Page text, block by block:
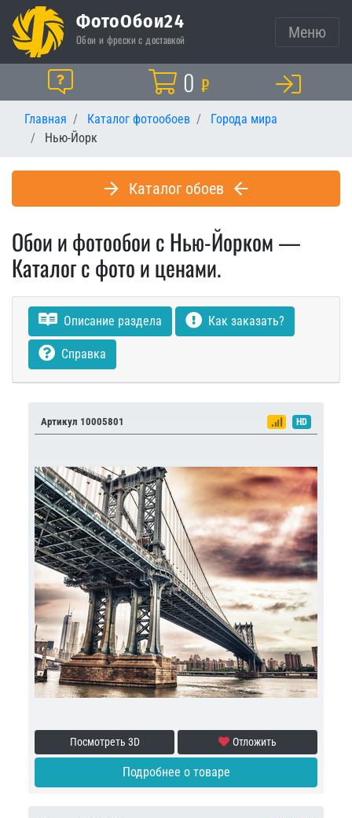
ФотоОбои24
Обои и фрески с доставкой Меню
Помощь Корзина
0 ₽
Главная Каталог фотообоев
Города мира
Нью-Йорк
Каталог обоев
Обои и фотообои с Нью-Йорком —
Каталог с фото и ценами.
Описание раздела Как заказать?
Справка
Артикул 10005801 HD
Посмотреть 3D Отложить
Подробнее о товаре